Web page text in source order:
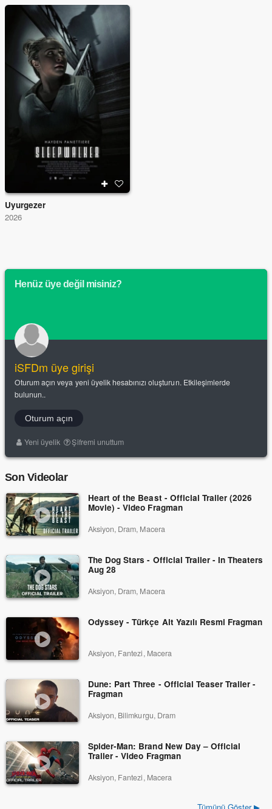
Uyurgezer
2026
Henüz üye değil misiniz?
iSFDm üye girişi
Oturum açın veya yeni üyelik hesabınızı oluşturun. Etkileşimlerde
bulunun..
Oturum açın
Yeni üyelik Şifremi unuttum
Son Videolar
Heart of the Beast - Official Trailer (2026
Movie) - Video Fragman
Aksiyon, Dram, Macera
The Dog Stars - Official Trailer - In Theaters
Aug 28
Aksiyon, Dram, Macera
Odyssey - Türkçe Alt Yazılı Resmi Fragman
Aksiyon, Fantezi, Macera
Dune: Part Three - Official Teaser Trailer -
Fragman
Aksiyon, Bilimkurgu, Dram
Spider-Man: Brand New Day – Official
Trailer - Video Fragman
Aksiyon, Fantezi, Macera